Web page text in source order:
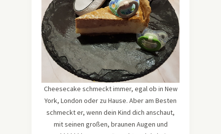
Cheesecake schmeckt immer, egal ob in New
York, London oder zu Hause. Aber am Besten
schmeckt er, wenn dein Kind dich anschaut,
mit seinen großen, braunen Augen und